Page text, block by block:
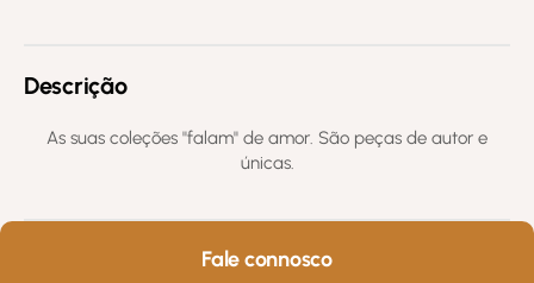
Descrição
As suas coleções "falam" de amor. São peças de autor e
únicas.
Fale connosco